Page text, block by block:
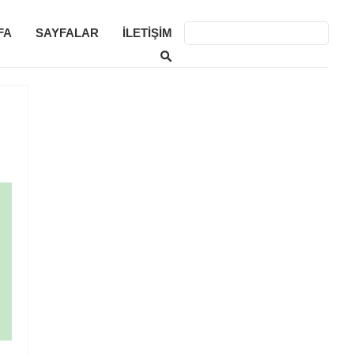
SAYFALAR İLETIŞIM